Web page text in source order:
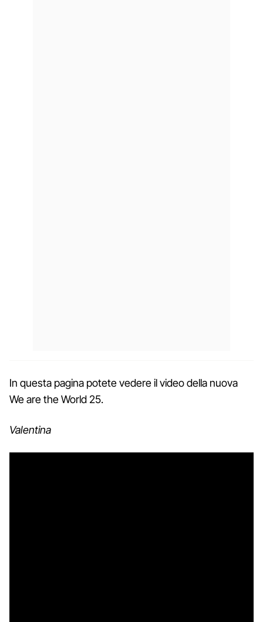
In questa pagina potete vedere il video della nuova
We are the World 25.
Valentina